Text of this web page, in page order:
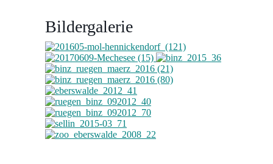
Bildergalerie